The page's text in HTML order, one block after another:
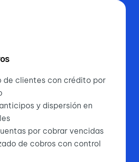
de clientes con crédito por
y dispersión en
por cobrar vencidas
de cobros con control